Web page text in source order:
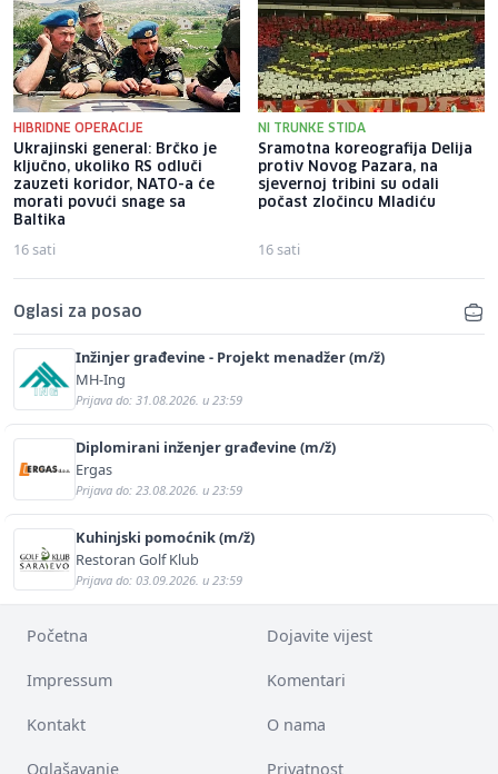
HIBRIDNE OPERACIJE
Ukrajinski general: Brčko je
ključno, ukoliko RS odluči
zauzeti koridor, NATO-a će
morati povući snage sa
Baltika
16 sati
NI TRUNKE STIDA
Sramotna koreografija Delija
protiv Novog Pazara, na
sjevernoj tribini su odali
počast zločincu Mladiću
16 sati
Oglasi za posao
Inžinjer građevine - Projekt menadžer (m/ž)
MH-Ing
Prijava do: 31.08.2026. u 23:59
Diplomirani inženjer građevine (m/ž)
Ergas
Prijava do: 23.08.2026. u 23:59
Kuhinjski pomoćnik (m/ž)
Restoran Golf Klub
Prijava do: 03.09.2026. u 23:59
Početna Dojavite vijest
Impressum Komentari
Kontakt O nama
Oglašavanje Privatnost